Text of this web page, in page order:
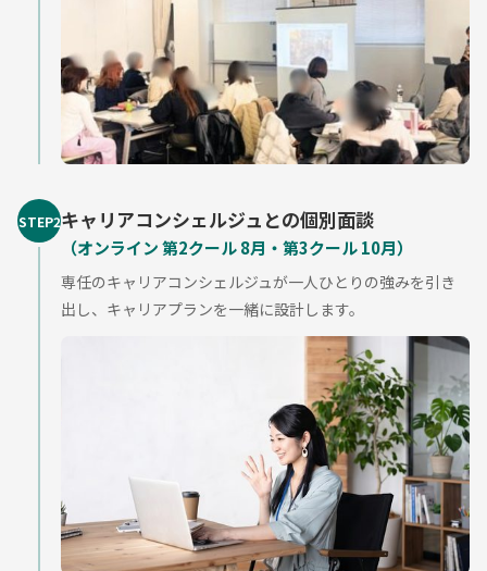
STEP2キャリアコンシェルジュとの個別面談
（オンライン 第2クール 8月・第3クール 10月）
専任のキャリアコンシェルジュが一人ひとりの強みを引き
出し、キャリアプランを一緒に設計します。